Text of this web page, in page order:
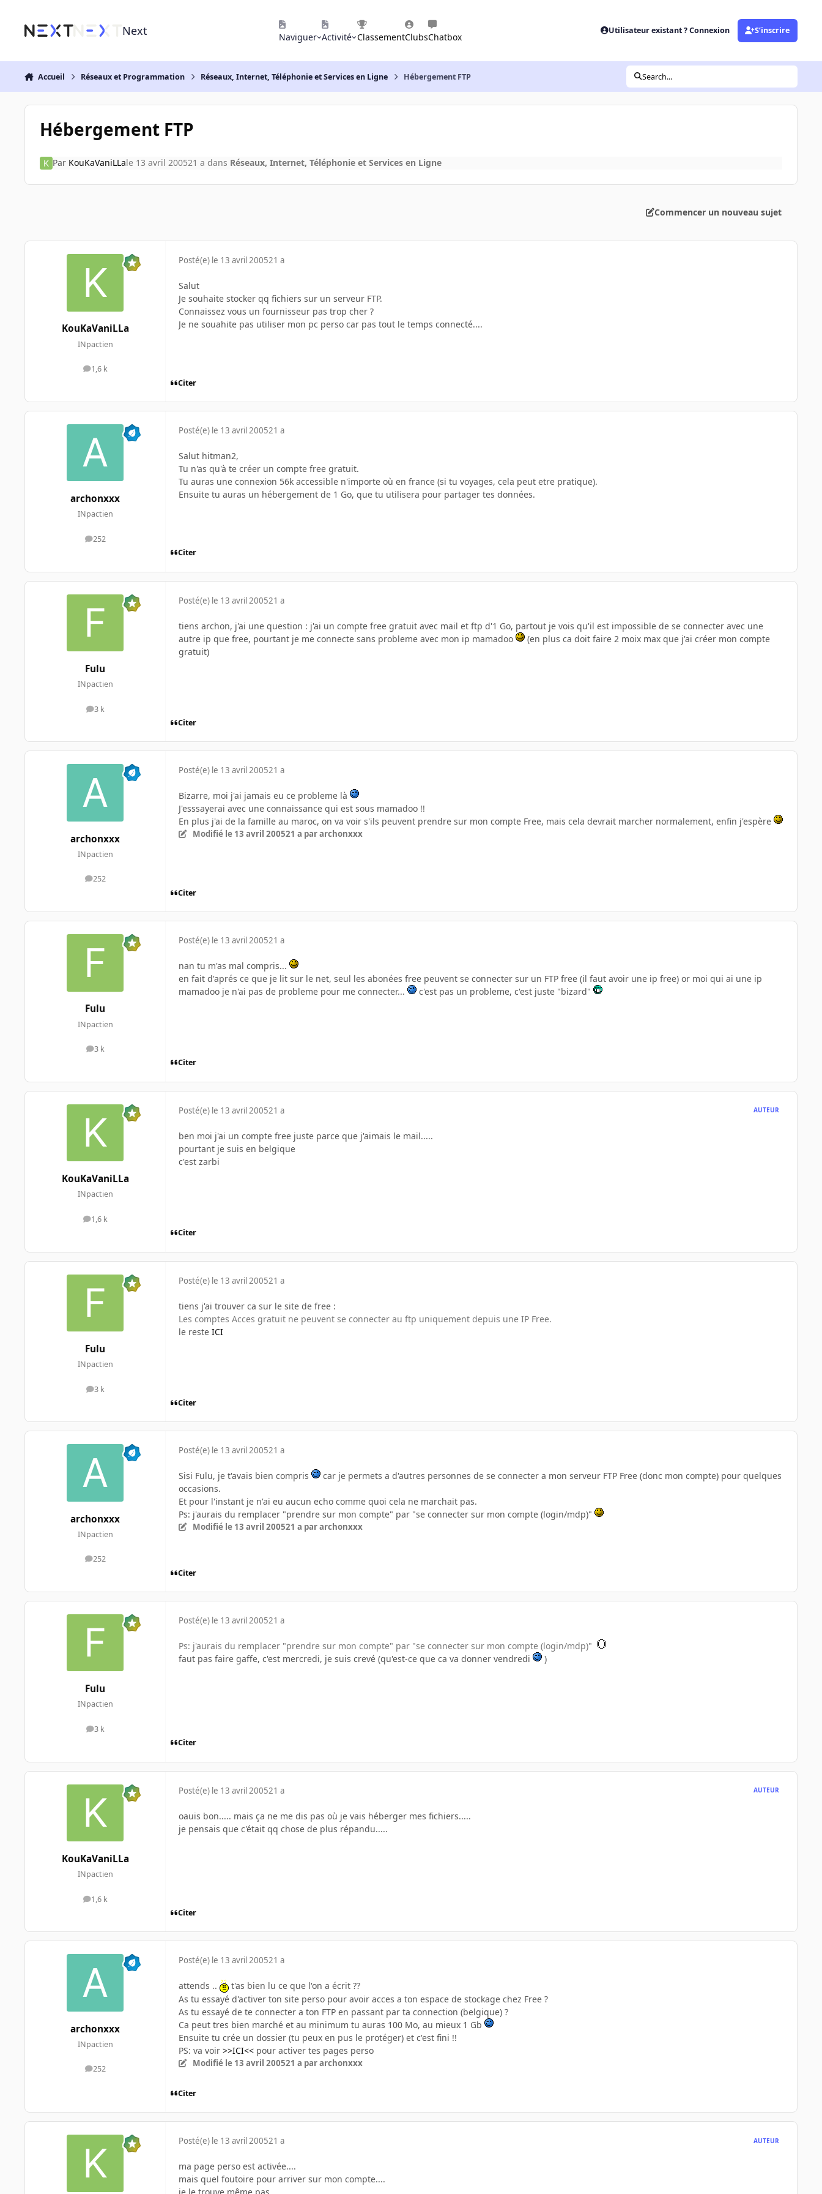
Next Naviguer Activité ClassementClubsChatbox
Utilisateur existant ? Connexion S’inscrire
Accueil Réseaux et Programmation Réseaux, Internet, Téléphonie et Services en Ligne Hébergement FTP Search...
Hébergement FTP
Par KouKaVaniLLale 13 avril 200521 a dans Réseaux, Internet, Téléphonie et Services en Ligne
Commencer un nouveau sujet
KouKaVaniLLa
INpactien
1,6 k
messages
Posté(e) le 13 avril 200521 a
Salut
Je souhaite stocker qq fichiers sur un serveur FTP.
Connaissez vous un fournisseur pas trop cher ?
Je ne souahite pas utiliser mon pc perso car pas tout le temps connecté....
Citer
archonxxx
INpactien
252
messages
Posté(e) le 13 avril 200521 a
Salut hitman2,
Tu n'as qu'à te créer un compte free gratuit.
Tu auras une connexion 56k accessible n'importe où en france (si tu voyages, cela peut etre pratique).
Ensuite tu auras un hébergement de 1 Go, que tu utilisera pour partager tes données.
Citer
Fulu
INpactien
3 k
messages
Posté(e) le 13 avril 200521 a
tiens archon, j'ai une question : j'ai un compte free gratuit avec mail et ftp d'1 Go, partout je vois qu'il est impossible de se connecter avec une
autre ip que free, pourtant je me connecte sans probleme avec mon ip mamadoo
(en plus ca doit faire 2 moix max que j'ai créer mon compte
gratuit)
Citer
archonxxx
INpactien
252
messages
Posté(e) le 13 avril 200521 a
Bizarre, moi j'ai jamais eu ce probleme là
J'esssayerai avec une connaissance qui est sous mamadoo !!
En plus j'ai de la famille au maroc, on va voir s'ils peuvent prendre sur mon compte Free, mais cela devrait marcher normalement, enfin j'espère
Modifié le 13 avril 200521 a par archonxxx
Citer
Fulu
INpactien
3 k
messages
Posté(e) le 13 avril 200521 a
nan tu m'as mal compris...
en fait d'aprés ce que je lit sur le net, seul les abonées free peuvent se connecter sur un FTP free (il faut avoir une ip free) or moi qui ai une ip
mamadoo je n'ai pas de probleme pour me connecter...
c'est pas un probleme, c'est juste "bizard"
Citer
KouKaVaniLLa
INpactien
1,6 k
messages
Posté(e) le 13 avril 200521 a AUTEUR
ben moi j'ai un compte free juste parce que j'aimais le mail.....
pourtant je suis en belgique
c'est zarbi
Citer
Fulu
INpactien
3 k
messages
Posté(e) le 13 avril 200521 a
tiens j'ai trouver ca sur le site de free :
Les comptes Acces gratuit ne peuvent se connecter au ftp uniquement depuis une IP Free.
le reste ICI
Citer
archonxxx
INpactien
252
messages
Posté(e) le 13 avril 200521 a
Sisi Fulu, je t'avais bien compris
car je permets a d'autres personnes de se connecter a mon serveur FTP Free (donc mon compte) pour quelques
occasions.
Et pour l'instant je n'ai eu aucun echo comme quoi cela ne marchait pas.
Ps: j'aurais du remplacer "prendre sur mon compte" par "se connecter sur mon compte (login/mdp)"
Modifié le 13 avril 200521 a par archonxxx
Citer
Fulu
INpactien
3 k
messages
Posté(e) le 13 avril 200521 a
Ps: j'aurais du remplacer "prendre sur mon compte" par "se connecter sur mon compte (login/mdp)"
faut pas faire gaffe, c'est mercredi, je suis crevé (qu'est-ce que ca va donner vendredi
)
Citer
KouKaVaniLLa
INpactien
1,6 k
messages
Posté(e) le 13 avril 200521 a AUTEUR
oauis bon..... mais ça ne me dis pas où je vais héberger mes fichiers.....
je pensais que c'était qq chose de plus répandu.....
Citer
archonxxx
INpactien
252
messages
Posté(e) le 13 avril 200521 a
attends ..
t'as bien lu ce que l'on a écrit ??
As tu essayé d'activer ton site perso pour avoir acces a ton espace de stockage chez Free ?
As tu essayé de te connecter a ton FTP en passant par ta connection (belgique) ?
Ca peut tres bien marché et au minimum tu auras 100 Mo, au mieux 1 Gb
Ensuite tu crée un dossier (tu peux en pus le protéger) et c'est fini !!
PS: va voir >>ICI<< pour activer tes pages perso
Modifié le 13 avril 200521 a par archonxxx
Citer
Posté(e) le 13 avril 200521 a AUTEUR
ma page perso est activée....
mais quel foutoire pour arriver sur mon compte....